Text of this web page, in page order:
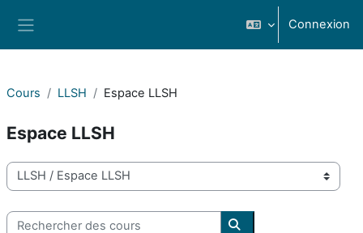
Connexion
Cours LLSH Espace LLSH
Espace LLSH
Catégories de cours
Rechercher des cours